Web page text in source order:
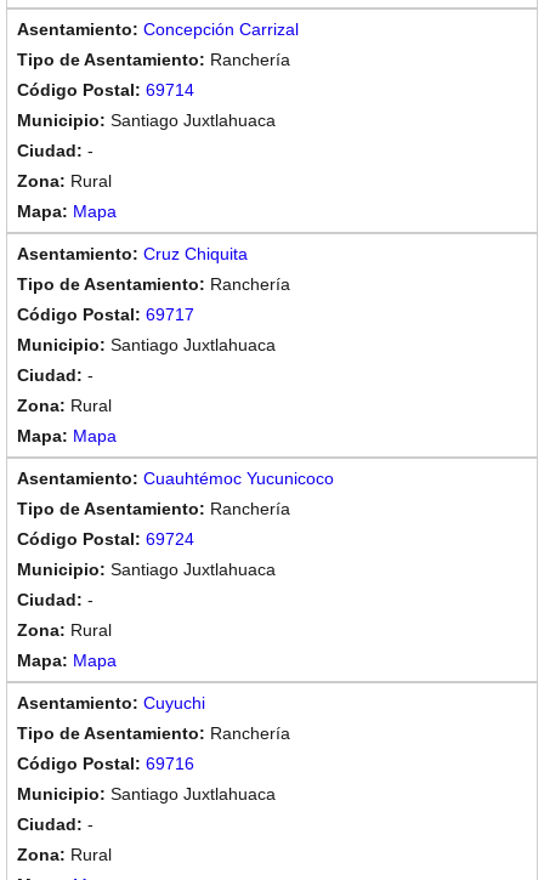
Concepción Carrizal
Ranchería
69714
Santiago Juxtlahuaca
-
Rural
Mapa
Cruz Chiquita
Ranchería
69717
Santiago Juxtlahuaca
-
Rural
Mapa
Cuauhtémoc Yucunicoco
Ranchería
69724
Santiago Juxtlahuaca
-
Rural
Mapa
Cuyuchi
Ranchería
69716
Santiago Juxtlahuaca
-
Rural